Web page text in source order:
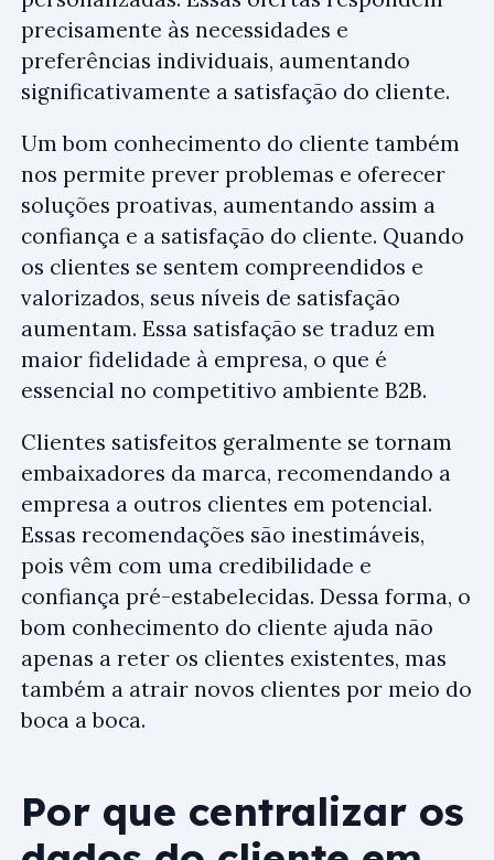
precisamente às necessidades e
preferências individuais, aumentando
significativamente a satisfação do cliente.
Um bom conhecimento do cliente também
nos permite prever problemas e oferecer
soluções proativas, aumentando assim a
confiança e a satisfação do cliente. Quando
os clientes se sentem compreendidos e
valorizados, seus níveis de satisfação
aumentam. Essa satisfação se traduz em
maior fidelidade à empresa, o que é
essencial no competitivo ambiente B2B.
Clientes satisfeitos geralmente se tornam
embaixadores da marca, recomendando a
empresa a outros clientes em potencial.
Essas recomendações são inestimáveis,
pois vêm com uma credibilidade e
confiança pré-estabelecidas. Dessa forma, o
bom conhecimento do cliente ajuda não
apenas a reter os clientes existentes, mas
também a atrair novos clientes por meio do
boca a boca.
Por que centralizar os